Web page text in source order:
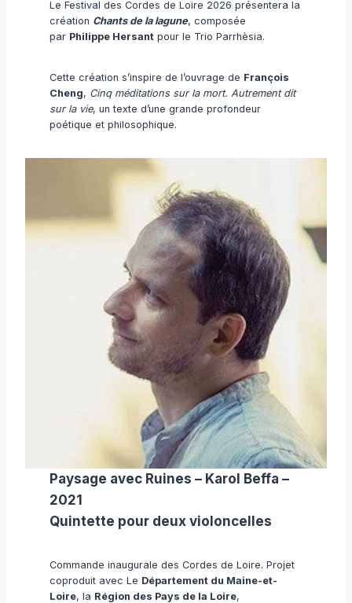
Le Festival des Cordes de Loire 2026 présentera la
création Chants de la lagune, composée
par Philippe Hersantpour le Trio Parrhèsia.
Cette création s’inspire de l’ouvrage de François
Cheng, Cinq méditations sur la mort. Autrement dit
sur la vie, un texte d’une grande profondeur
poétique et philosophique.
Paysage avec Ruines – Karol Beffa –
2021
Quintette pour deux violoncelles
Commande inaugurale des Cordes de Loire. Projet
coproduit avec Le Département du Maine-et-
Loire, la Région des Pays de la Loire,